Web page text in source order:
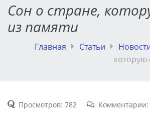
Сон о стране,
из памяти
Главная Статьи
которую
Просмотров: 782
Комментарии: